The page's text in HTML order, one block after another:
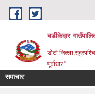
Skip to main content
बडीकेदार
डोटी
पूर्वाधार "
समाचार